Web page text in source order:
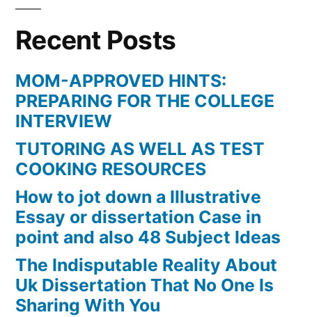
Recent Posts
MOM-APPROVED HINTS:
PREPARING FOR THE COLLEGE
INTERVIEW
TUTORING AS WELL AS TEST
COOKING RESOURCES
How to jot down a Illustrative
Essay or dissertation Case in
point and also 48 Subject Ideas
The Indisputable Reality About
Uk Dissertation That No One Is
Sharing With You